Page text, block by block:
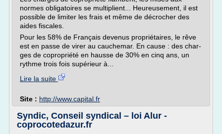
normes obligatoires se multiplient... Heureusement, il est
possible de limiter les frais et même de décrocher des
aides fiscales.
Pour les 58% de Fran­çais devenus propriétaires, le rêve
est en passe de virer au ­cauchemar. En cause : des char­
ges de copropriété en hausse de 30% en cinq ans, un
rythme trois fois supérieur à...
Lire la suite
Site : http://www.capital.fr
Syndic, Conseil syndical – loi Alur -
coprocotedazur.fr